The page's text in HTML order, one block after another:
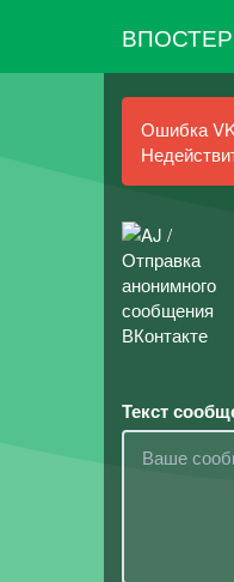
ВПОСТЕР
Ошибка
Текст